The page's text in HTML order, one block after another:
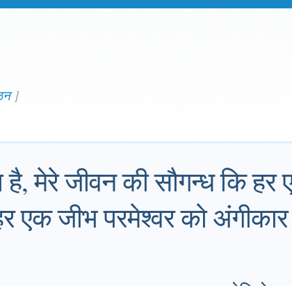
]
मेरे जीवन की सौगन्ध कि हर
एक जीभ परमेश्वर को अंगीकार